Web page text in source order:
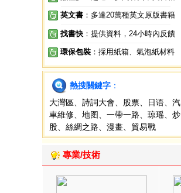
英文書 ：多達20萬種英文原版書籍
找書快 ：提供資料，24小時內反饋
環保包裝 ：採用紙箱、氣泡紙材料
熱搜關鍵字 ：
大灣區
詩詞大會 股票 日语
汽
車維修
地图 一帶一路 琼瑶
炒
股
絲綢之路 漫畫 貿易戰
專業/技術